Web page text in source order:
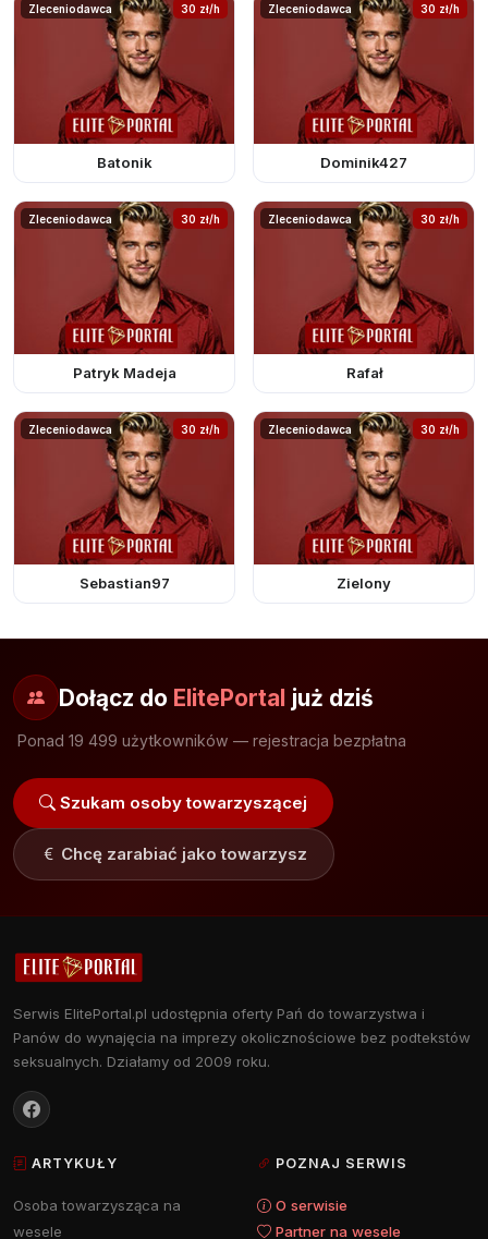
Zleceniodawca 30 zł/h
Batonik
Zleceniodawca 30 zł/h
Dominik427
Zleceniodawca 30 zł/h
Patryk Madeja
Zleceniodawca 30 zł/h
Rafał
Zleceniodawca 30 zł/h
Sebastian97
Zleceniodawca 30 zł/h
Zielony
Dołącz do ElitePortal już dziś
Ponad 19 499 użytkowników — rejestracja bezpłatna
Szukam osoby towarzyszącej
Chcę zarabiać jako towarzysz
Serwis ElitePortal.pl udostępnia oferty Pań do towarzystwa i
Panów do wynajęcia na imprezy okolicznościowe bez podtekstów
seksualnych. Działamy od 2009 roku.
ARTYKUŁY
Osoba towarzysząca na
wesele
POZNAJ SERWIS
O serwisie
Partner na wesele